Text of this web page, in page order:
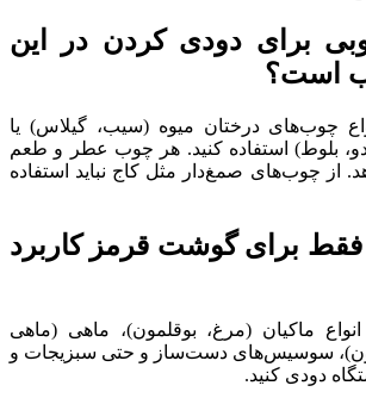
برای دودی کردن در این
است؟
چوب‌های درختان میوه (سیب، گیلاس) یا
بلوط) استفاده کنید. هر چوب عطر و طعم
از چوب‌های صمغ‌دار مثل کاج نباید استفاده
فقط برای گوشت قرمز کاربرد
ماکیان (مرغ، بوقلمون)، ماهی (ماهی
سوسیس‌های دست‌ساز و حتی سبزیجات و
دودی کنید.